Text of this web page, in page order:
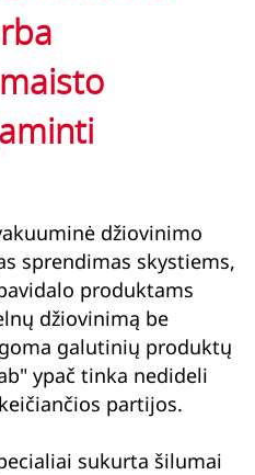
džiovinimo
sprendimas skystiems,
produktams
džiovinimą be
galutinių produktų
ypač tinka nedideli
partijos.
sukurta šilumai